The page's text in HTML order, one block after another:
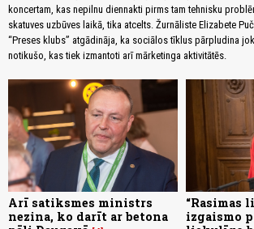
koncertam, kas nepilnu diennakti pirms tam tehnisku
skatuves uzbūves laikā, tika atcelts. Žurnāliste Elizabete
“Preses klubs” atgādināja, ka sociālos tīklus pārpludina
notikušo, kas tiek izmantoti arī mārketinga aktivitātēs.
Arī satiksmes ministrs
nezina, ko darīt ar betona
“Rasimas
izgaismo